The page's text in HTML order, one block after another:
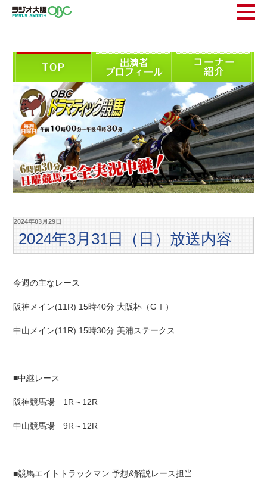
2024年03月29日
2024年3月31日（日）放送内容
今週の主なレース
阪神メイン(11R) 15時40分 大阪杯（GⅠ）
中山メイン(11R) 15時30分 美浦ステークス
■中継レース
阪神競馬場 1R～12R
中山競馬場 9R～12R
■競馬エイトトラックマン 予想&解説レース担当